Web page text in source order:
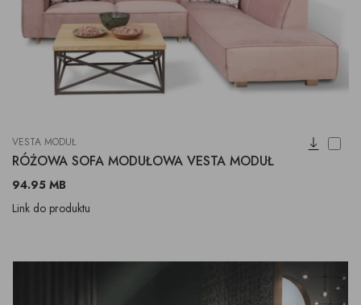
VESTA MODUŁ
RÓŻOWA SOFA MODUŁOWA VESTA MODUŁ
94.95 MB
Link do produktu